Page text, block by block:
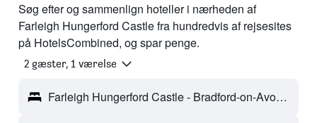
Søg efter og sammenlign hoteller i nærheden af
Farleigh Hungerford Castle fra hundredvis af rejsesites
på HotelsCombined, og spar penge.
2 gæster, 1 værelse
Farleigh Hungerford Castle - Bradford-on-Avon, England, Storbritannien